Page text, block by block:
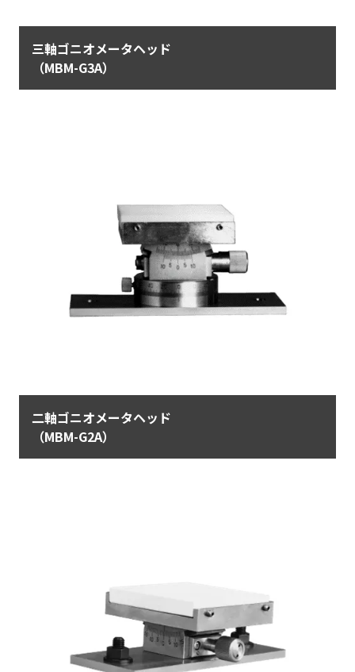
三軸ゴニオメータヘッド
（MBM-G3A）
二軸ゴニオメータヘッド
（MBM-G2A）